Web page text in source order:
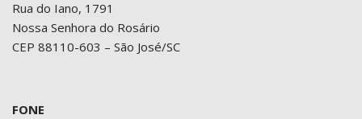
Rua do Iano, 1791
Nossa Senhora do Rosário
CEP 88110-603 – São José/SC
FONE